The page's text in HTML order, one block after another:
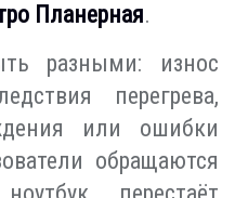
Планерная.
разными: износ
перегрева,
или ошибки
обращаются